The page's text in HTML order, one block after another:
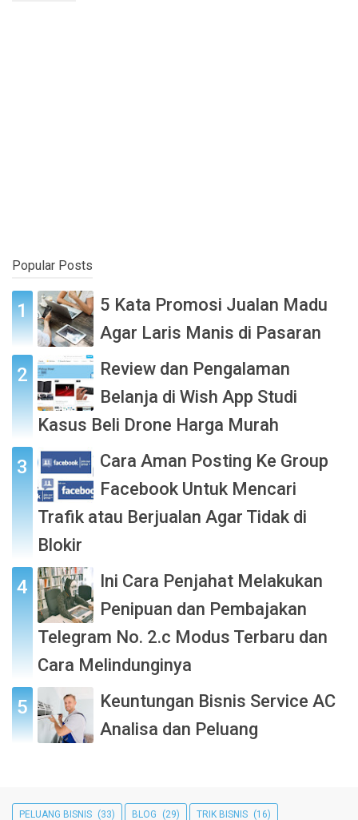
Popular Posts
5 Kata Promosi Jualan Madu
Agar Laris Manis di Pasaran
Review dan Pengalaman
Belanja di Wish App Studi
Kasus Beli Drone Harga Murah
Cara Aman Posting Ke Group
Facebook Untuk Mencari
Trafik atau Berjualan Agar Tidak di
Blokir
Ini Cara Penjahat Melakukan
Penipuan dan Pembajakan
Telegram No. 2.c Modus Terbaru dan
Cara Melindunginya
Keuntungan Bisnis Service AC
Analisa dan Peluang
PELUANG BISNIS (33) BLOG (29) TRIK BISNIS (16)